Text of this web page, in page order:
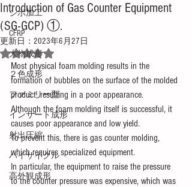
シボ加工
CFRP
大物成形
２色成形
ファミリー型
インサート成形
射出圧縮
ハイサイクル
高外観成形
Introduction of Gas Counter Equipment
(SG-GCP) ①.
更新日： 2023年6月27日
5つ星のうちNaNと評価されています。
Most physical foam molding results in the
formation of bubbles on the surface of the molded
product, resulting in a poor appearance.
Although the foam molding itself is successful, it
causes poor appearance and low yield.
To prevent this, there is gas counter molding,
which requires specialized equipment.
In particular, the equipment to raise the pressure
to the counter pressure was expensive, which was